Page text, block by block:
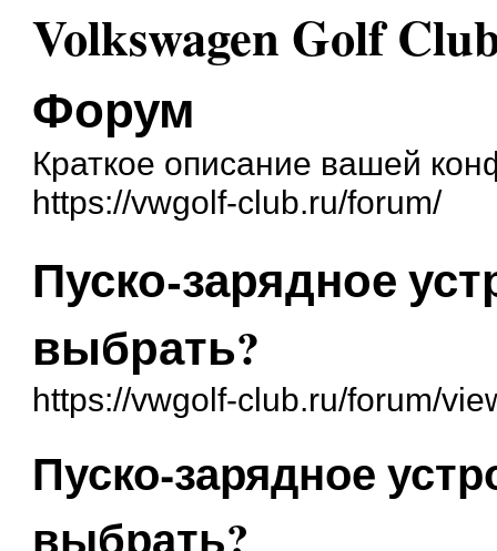
Volkswagen Golf
Форум
Краткое описание вашей
https://vwgolf-club.ru/forum/
Пуско-зарядное
выбрать?
https://vwgolf-club.ru/forum/
Пуско-зарядное